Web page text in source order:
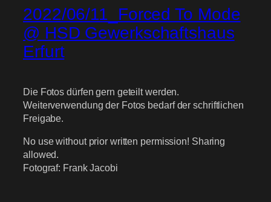
2022/06/11_Forced To Mode
@ HSD Gewerkschaftshaus
Erfurt
Die Fotos dürfen gern geteilt werden.
Weiterverwendung der Fotos bedarf der schriftlichen
Freigabe.
No use without prior written permission! Sharing
allowed.
Fotograf: Frank Jacobi